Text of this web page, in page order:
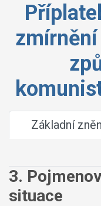
Základní
3.
situace